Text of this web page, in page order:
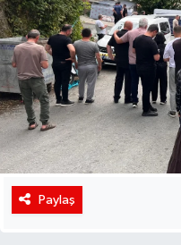
Paylaş